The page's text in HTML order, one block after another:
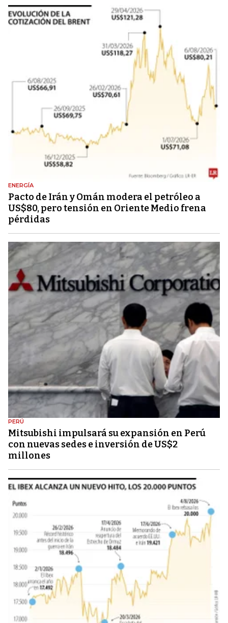
ENERGÍA
Pacto de Irán y Omán modera el petróleo a
US$80, pero tensión en Oriente Medio frena
pérdidas
PERÚ
Mitsubishi impulsará su expansión en Perú
con nuevas sedes e inversión de US$2
millones